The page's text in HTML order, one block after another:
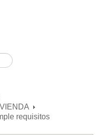
requisitos